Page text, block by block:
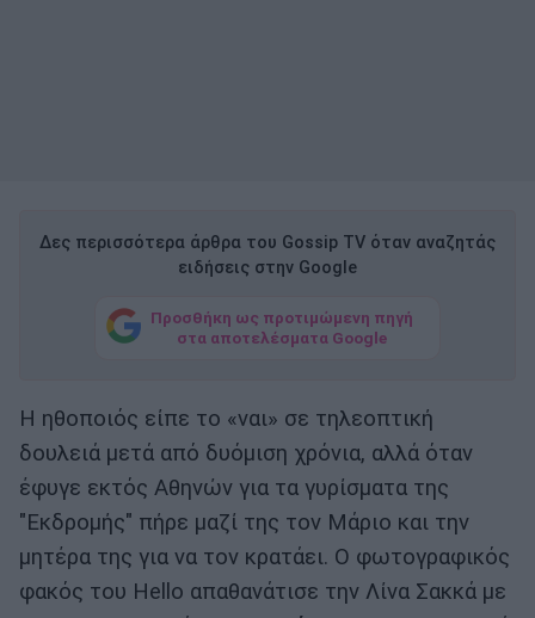
Δες περισσότερα άρθρα του Gossip TV όταν αναζητάς
ειδήσεις στην Google
Προσθήκη ως προτιμώμενη πηγή
στα αποτελέσματα Google
Η ηθοποιός είπε το «ναι» σε τηλεοπτική
δουλειά μετά από δυόμιση χρόνια, αλλά όταν
έφυγε εκτός Αθηνών για τα γυρίσματα της
"Εκδρομής" πήρε μαζί της τον Μάριο και την
μητέρα της για να τον κρατάει. Ο φωτογραφικός
φακός του Hello απαθανάτισε την Λίνα Σακκά με